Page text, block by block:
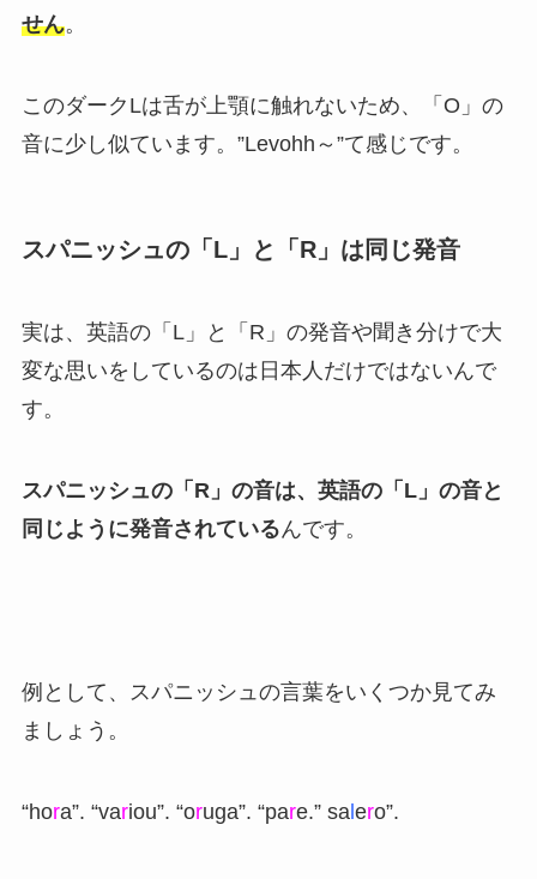
せん。
このダークLは舌が上顎に触れないため、「O」の
音に少し似ています。”Levohh～”て感じです。
スパニッシュの「L」と「R」は同じ発音
実は、英語の「L」と「R」の発音や聞き分けで大
変な思いをしているのは日本人だけではないんで
す。
スパニッシュの「R」の音は、英語の「L」の音と
同じように発音されているんです。
例として、スパニッシュの言葉をいくつか見てみ
ましょう。
“hora”. “variou”. “oruga”. “pare.” salero”.